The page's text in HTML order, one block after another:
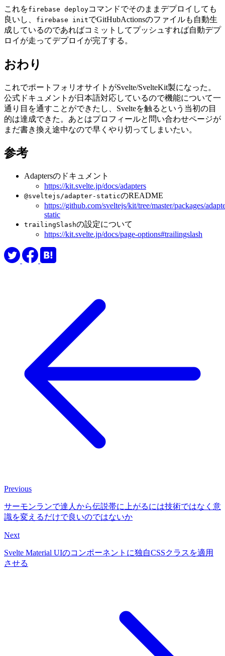
これをfirebase deployコマンドでそのままデプロイしても
良いし、
firebase initでGitHubActionsのファイルも自動生
成しているのであればコミットしてプッシュすれば自動デプ
ロイが走ってデプロイが完了する。
おわり
これでポートフォリオサイトがSvelte/SvelteKit製になった。
公式ドキュメントが日本語対応しているので機能について一
通り目を通すことができたし、Svelteを触るという当初の目
的は達成できた。あとはプロフィールと問い合わせページが
まだ書き換え途中なので早くやり切ってしまいたい。
参考
Adaptersのドキュメント
https://kit.svelte.jp/docs/adapters
@sveltejs/adapter-staticのREADME
https://github.com/sveltejs/kit/tree/master/packages/
static
trailingSlashの設定について
https://kit.svelte.jp/docs/page-options#trailingslash
Previous
サーモンランで達人から伝説帯に上がるには技術ではなく意
識を変えるだけで良いのではないか
Next
Svelte Material UIのコンポーネントに独自CSSクラスを適用
させる